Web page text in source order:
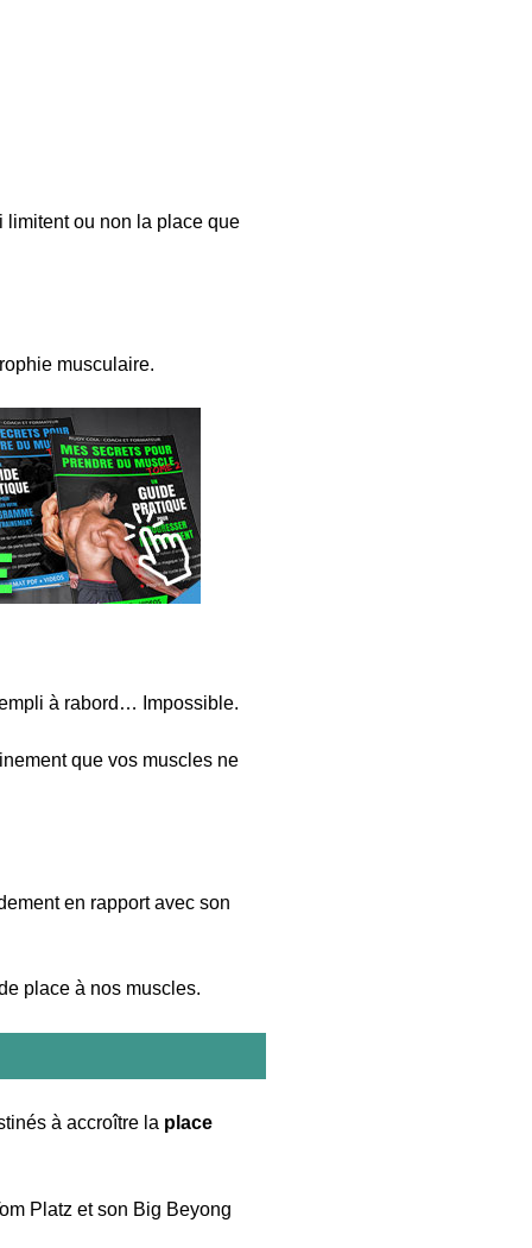
limitent ou non la place que
musculaire.
à rabord… Impossible.
que vos muscles ne
en rapport avec son
place à nos muscles.
à accroître la place
Platz et son Big Beyong